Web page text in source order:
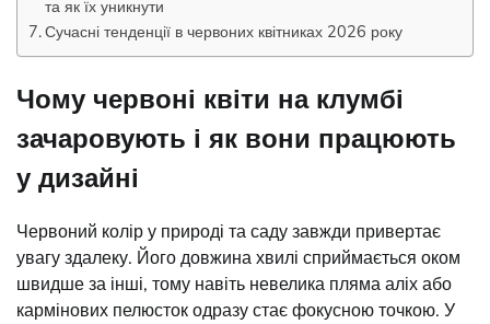
та як їх уникнути
Сучасні тенденції в червоних квітниках 2026 року
Чому червоні квіти на клумбі
зачаровують і як вони працюють
у дизайні
Червоний колір у природі та саду завжди привертає
увагу здалеку. Його довжина хвилі сприймається оком
швидше за інші, тому навіть невелика пляма аліх або
кармінових пелюсток одразу стає фокусною точкою. У